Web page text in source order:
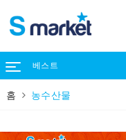
베스트
홈 농수산물